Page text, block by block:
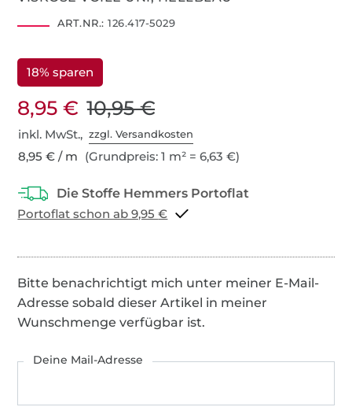
ART.NR.: 126.417-5029
18% sparen
8,95 € 10,95 €
inkl. MwSt.,zzgl. Versandkosten
8,95 € / m (Grundpreis: 1 m² = 6,63 €)
Portoflat schon ab 9,95 €
Bitte benachrichtigt mich unter meiner E-Mail-
Adresse sobald dieser Artikel in meiner
Wunschmenge verfügbar ist.
Deine Mail-Adresse